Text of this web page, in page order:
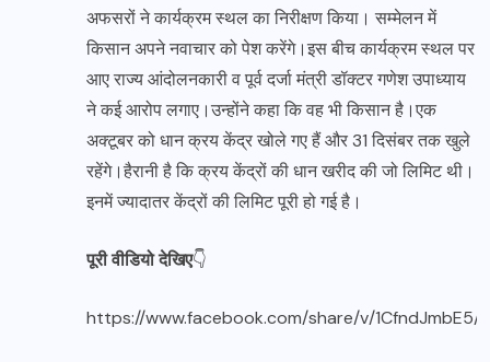
अफसरों ने कार्यक्रम स्थल का निरीक्षण किया। सम्मेलन में
किसान अपने नवाचार को पेश करेंगे।इस बीच कार्यक्रम स्थल पर
आए राज्य आंदोलनकारी व पूर्व दर्जा मंत्री डॉक्टर गणेश उपाध्याय
ने कई आरोप लगाए।उन्होंने कहा कि वह भी किसान है।एक
अक्टूबर को धान क्रय केंद्र खोले गए हैं और 31 दिसंबर तक खुले
रहेंगे।हैरानी है कि क्रय केंद्रों की धान खरीद की जो लिमिट थी।
इनमें ज्यादातर केंद्रों की लिमिट पूरी हो गई है।
पूरी वीडियो देखिए👇
https://www.facebook.com/share/v/1CfndJmbE5/